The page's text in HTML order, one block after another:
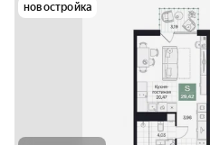
новостройка